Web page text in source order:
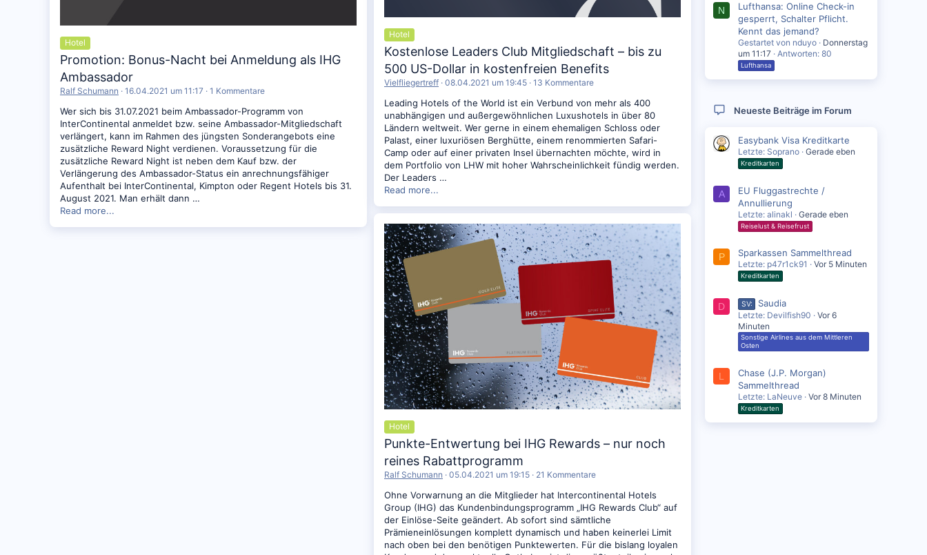
Hotel
Promotion: Bonus-Nacht bei Anmeldung als IHG
Ambassador
Ralf Schumann 16.04.2021 um 11:17 1 Kommentare
Wer sich bis 31.07.2021 beim Ambassador-Programm von
InterContinental anmeldet bzw. seine Ambassador-Mitgliedschaft
verlängert, kann im Rahmen des jüngsten Sonderangebots eine
zusätzliche Reward Night verdienen. Voraussetzung für die
zusätzliche Reward Night ist neben dem Kauf bzw. der
Verlängerung des Ambassador-Status ein anrechnungsfähiger
Aufenthalt bei InterContinental, Kimpton oder Regent Hotels bis 31.
August 2021. Man erhält dann …
Read more...
Hotel
Kostenlose Leaders Club Mitgliedschaft – bis zu
500 US-Dollar in kostenfreien Benefits
Vielfliegertreff 08.04.2021 um 19:45 13 Kommentare
Leading Hotels of the World ist ein Verbund von mehr als 400
unabhängigen und außergewöhnlichen Luxushotels in über 80
Ländern weltweit. Wer gerne in einem ehemaligen Schloss oder
Palast, einer luxuriösen Berghütte, einem renommierten Safari-
Camp oder auf einer privaten Insel übernachten möchte, wird in
dem Portfolio von LHW mit hoher Wahrscheinlichkeit fündig werden.
Der Leaders …
Read more...
Hotel
Punkte-Entwertung bei IHG Rewards – nur noch
reines Rabattprogramm
Ralf Schumann 05.04.2021 um 19:15 21 Kommentare
Ohne Vorwarnung an die Mitglieder hat Intercontinental Hotels
Group (IHG) das Kundenbindungsprogramm „IHG Rewards Club“ auf
der Einlöse-Seite geändert. Ab sofort sind sämtliche
Prämieneinlösungen komplett dynamisch und haben keinerlei Limit
nach oben bei den benötigen Punktewerten. Für die bislang loyalen
N
Lufthansa: Online Check-in
gesperrt, Schalter Pflicht.
Kennt das jemand?
Gestartet von nduyo
Donnerstag
um 11:17
Antworten: 80
Lufthansa
Neueste Beiträge im Forum
Easybank Visa Kreditkarte
Letzte: Soprano Gerade eben
Kreditkarten
A
EU Fluggastrechte /
Annullierung
Letzte: alinakl Gerade eben
Reiselust & Reisefrust
P Sparkassen Sammelthread
Letzte: p47r1ck91 Vor 5 Minuten
Kreditkarten
D SV: Saudia
Letzte: Devilfish90
Vor 6
Minuten
Sonstige Airlines aus dem Mittleren
Osten
L
Chase (J.P. Morgan)
Sammelthread
Letzte: LaNeuve Vor 8 Minuten
Kreditkarten